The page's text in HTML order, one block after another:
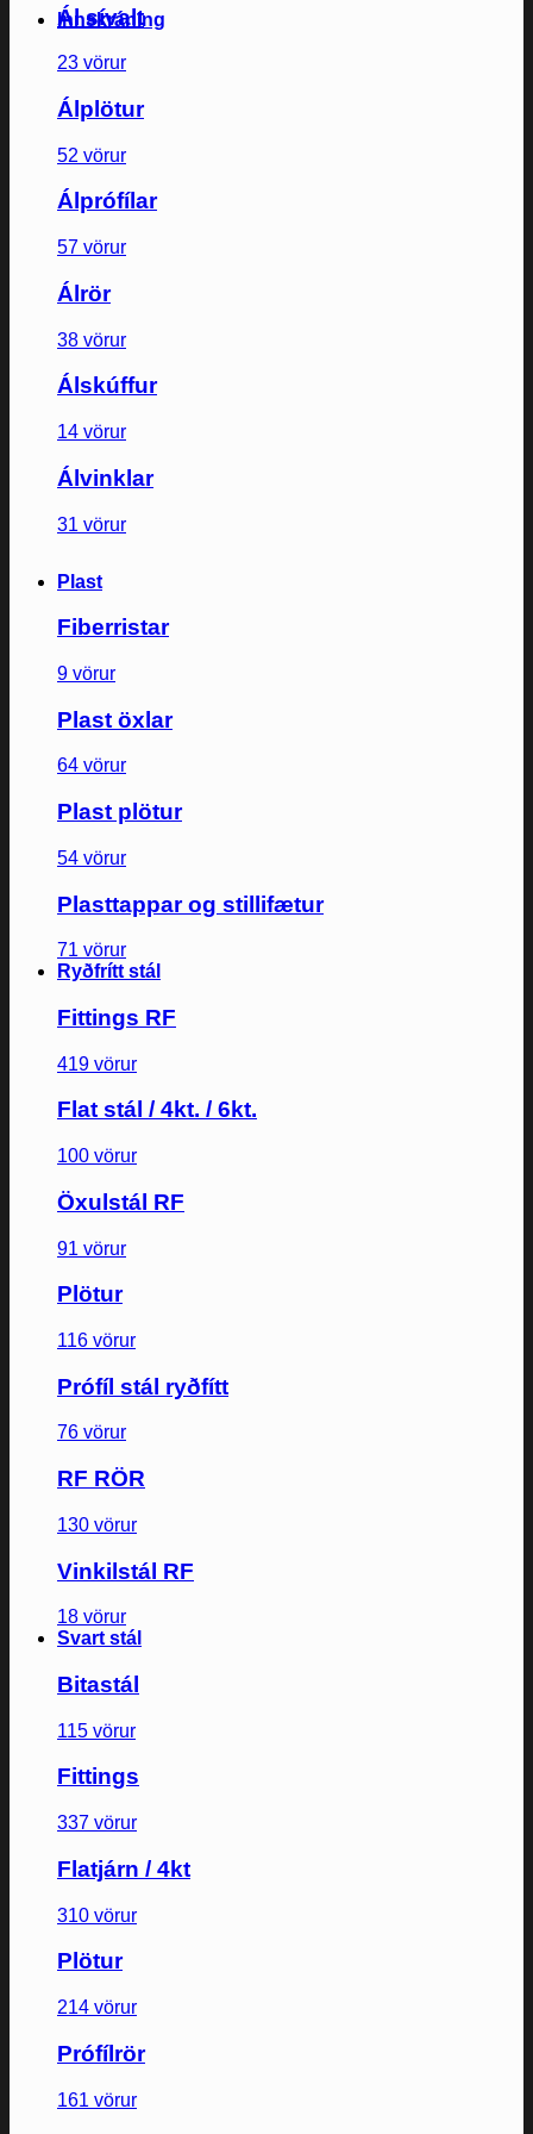
Innskráning
Ál sívalt
23 vörur
Álplötur
52 vörur
Álprófílar
57 vörur
Álrör
38 vörur
Álskúffur
14 vörur
Álvinklar
31 vörur
Plast
Fiberristar
9 vörur
Plast öxlar
64 vörur
Plast plötur
54 vörur
Plasttappar og stillifætur
71 vörur
Ryðfrítt stál
Fittings RF
419 vörur
Flat stál / 4kt. / 6kt.
100 vörur
Öxulstál RF
91 vörur
Plötur
116 vörur
Prófíl stál ryðfítt
76 vörur
RF RÖR
130 vörur
Vinkilstál RF
18 vörur
Svart stál
Bitastál
115 vörur
Fittings
337 vörur
Flatjárn / 4kt
310 vörur
Plötur
214 vörur
Prófílrör
161 vörur